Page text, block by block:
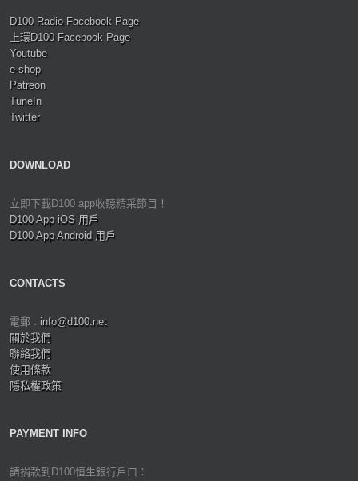
D100 Radio Facebook Page
上環D100 Facebook Page
Youtube
e-shop
Patreon
TuneIn
Twitter
DOWNLOAD
立即下載D100 app收聽精采節目！
D100 App iOS 用戶
D100 App Android 用戶
CONTACTS
電郵 : info@d100.net
關於我們
聯絡我們
使用條款
隱私權政策
PAYMENT INFO
請捐款到D100恒生銀行戶口：